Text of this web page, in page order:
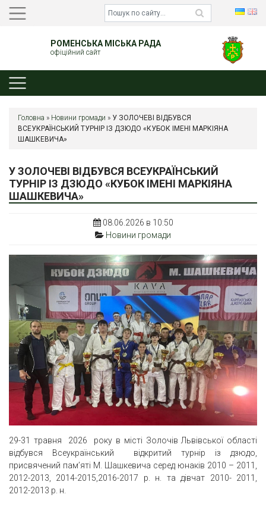
РОМЕНСЬКА МІСЬКА РАДА
офіційний сайт
Головна » Новини громади » У ЗОЛОЧЕВІ ВІДБУВСЯ
ВСЕУКРАЇНСЬКИЙ ТУРНІР ІЗ ДЗЮДО «КУБОК ІМЕНІ МАРКІЯНА
ШАШКЕВИЧА»
У ЗОЛОЧЕВІ ВІДБУВСЯ ВСЕУКРАЇНСЬКИЙ
ТУРНІР ІЗ ДЗЮДО «КУБОК ІМЕНІ МАРКІЯНА
ШАШКЕВИЧА»
08.06.2026 в 10:50
Новини громади
29-31 травня 2026 року в місті Золочів Львівської області
відбувся Всеукраїнський відкритий турнір із дзюдо,
присвячений пам’яті М. Шашкевича серед юнаків 2010 – 2011,
2012-2013, 2014-2015,2016-2017 р. н. та дівчат 2010- 2011,
2012-2013 р. н.